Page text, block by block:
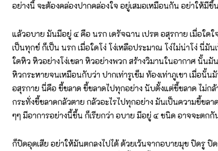
อย่างนี้ จะต้องคล่องปากคล่องใจ อยู่เสมอเหมือนกัน อย่าให้มีขึ้
แล้วอบาย มันมีอยู่ ๔ คือ นรก เดรัจฉาน เปรต อสุรกาย เมื่อใด
เป็นทุกข์ ก็เป็น นรก เมื่อใดโง่ โง่เหลือประมาณ โง่ไม่น่าโง่ นี่มัน
ใดหิว หิวอย่างโง่เขลา หิวอย่างพวก สร้างวิมานในอากาศ นั้นมั
หิวกระหายจนเหมือนกับว่า ปากเท่ารูเข็ม ท้องเท่าภูเขา เมื่อนั้น
อสุรกาย นี่คือ ขี้ขลาด ขี้ขลาดไปทุกอย่าง นับตั้งแต่ขี้ขลาด ไม่ก
กระทั่งขี้ขลาดกลัวตาย กลัวอะไรไปทุกอย่าง มันเป็นความขี้ขลา
ๆๆ มีอาการอย่างนี้ขึ้น ก็เรียกว่า อบาย มีอยู่ ๔ ชนิด อาจจะตก
ก็ปิดอุดเสีย อย่าให้มันตกลงไปได้ ด้วยเว้นจากอบายมุข ปิดรู ปิ